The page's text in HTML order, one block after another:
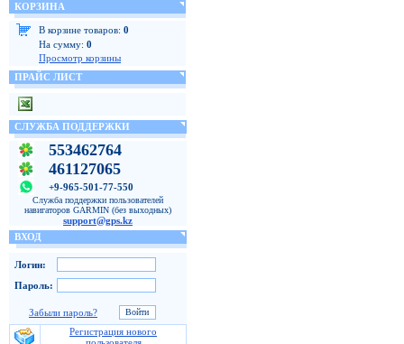
КОРЗИНА
В корзине товаров: 0
На сумму: 0
Просмотр корзины
ПРАЙС ЛИСТ
СЛУЖБА ПОДДЕРЖКИ
553462764
461127065
+9-965-501-77-550
Служба поддержки пользователей
навигаторов GARMIN (без выходных)
support@gps.kz
ВХОД
Логин:
Пароль:
Забыли пароль?
Регистрация нового